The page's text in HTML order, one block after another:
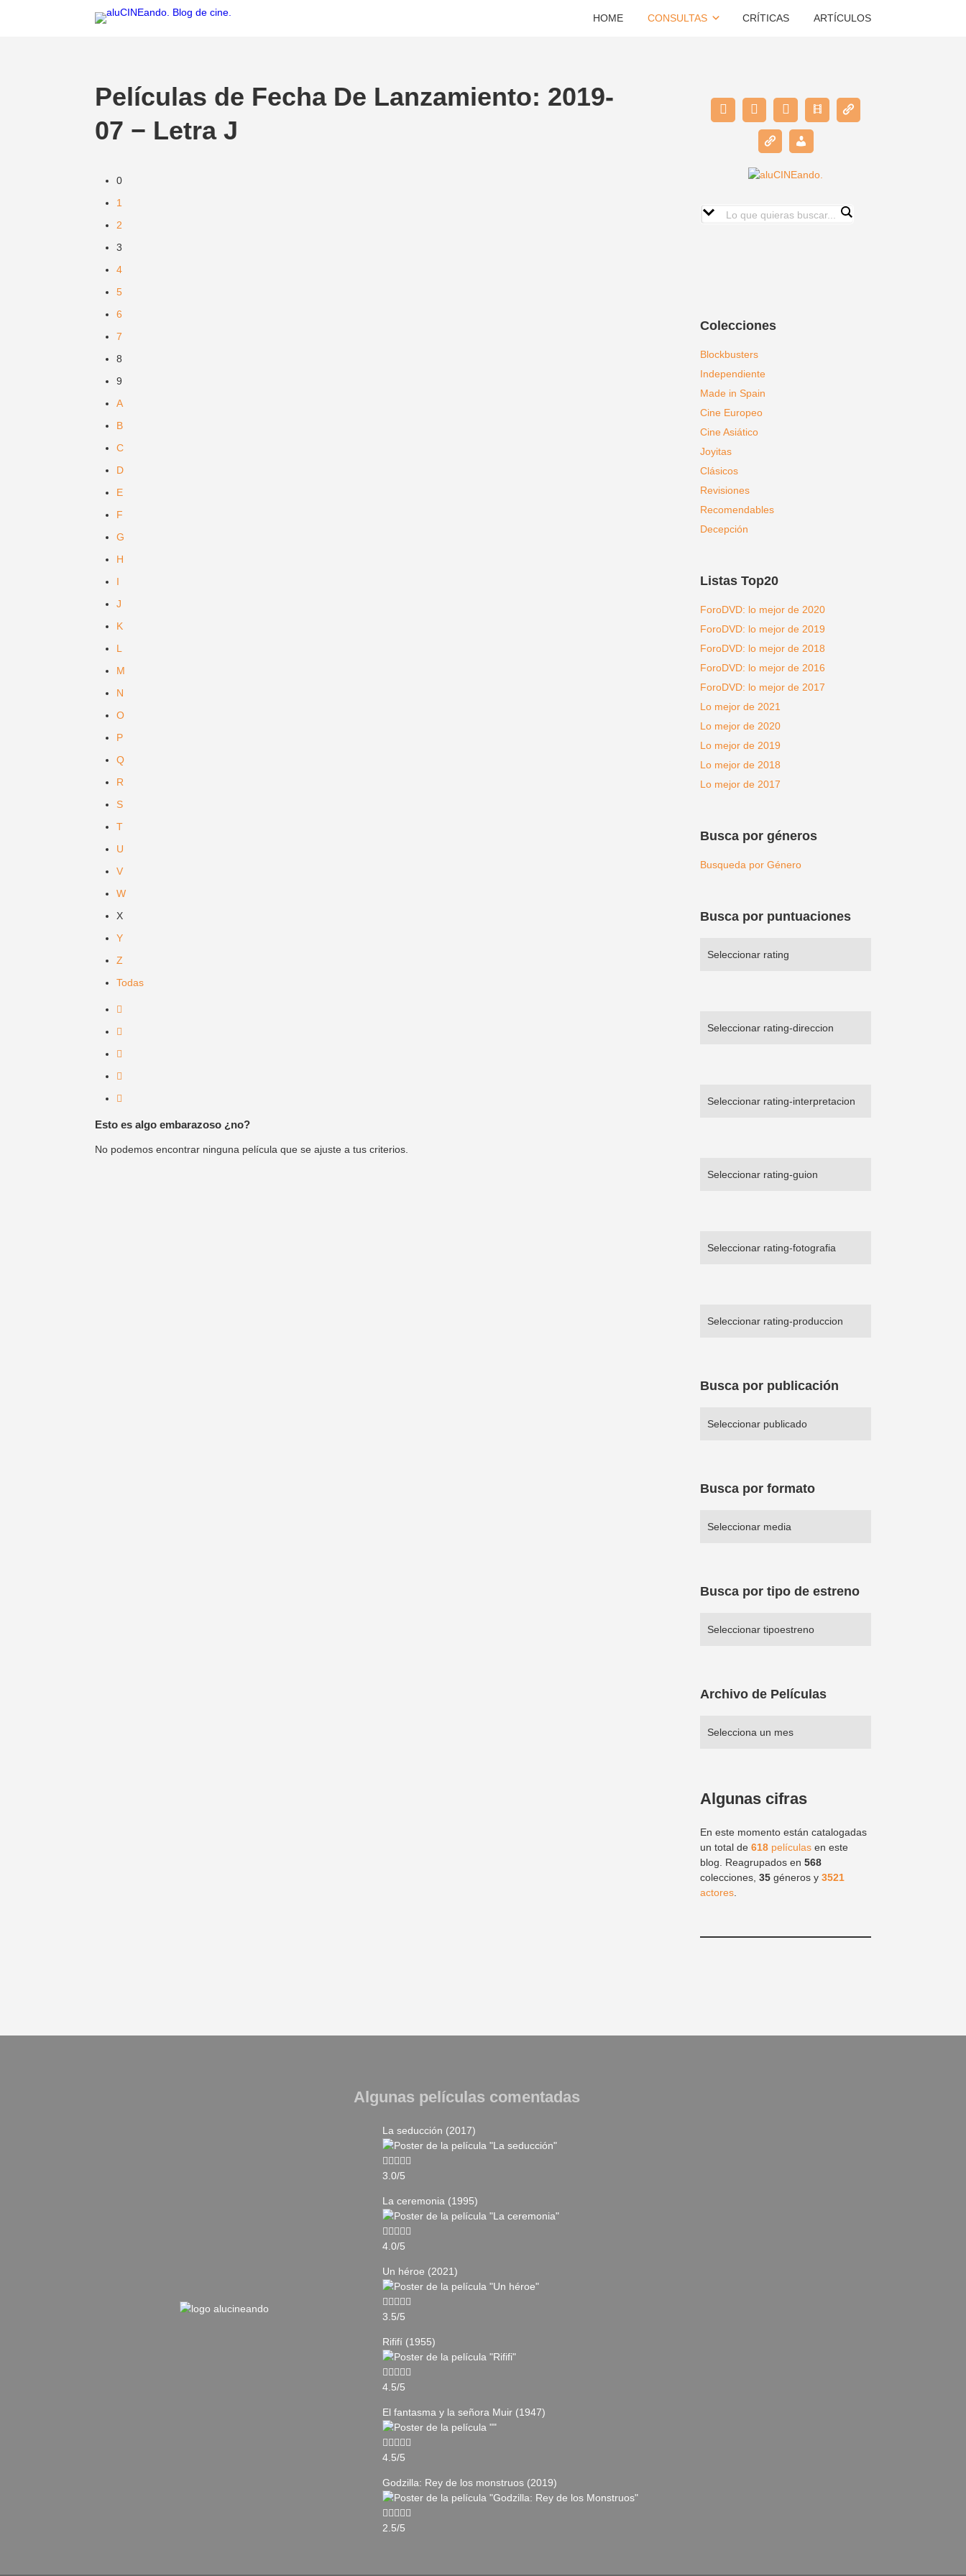
HOME CONSULTAS CRÍTICAS ARTÍCULOS
Películas de Fecha De Lanzamiento: 2019-
07 − Letra J
0
1
2
3
4
5
6
7
8
9
A
B
C
D
E
F
G
H
I
J
K
L
M
N
O
P
Q
R
S
T
U
V
W
X
Y
Z
Todas
Esto es algo embarazoso ¿no?
No podemos encontrar ninguna película que se ajuste a tus criterios.
Colecciones
Blockbusters
Independiente
Made in Spain
Cine Europeo
Cine Asiático
Joyitas
Clásicos
Revisiones
Recomendables
Decepción
Listas Top20
ForoDVD: lo mejor de 2020
ForoDVD: lo mejor de 2019
ForoDVD: lo mejor de 2018
ForoDVD: lo mejor de 2016
ForoDVD: lo mejor de 2017
Lo mejor de 2021
Lo mejor de 2020
Lo mejor de 2019
Lo mejor de 2018
Lo mejor de 2017
Busca por géneros
Busqueda por Género
Busca por puntuaciones
Busca por publicación
Busca por formato
Busca por tipo de estreno
Archivo de Películas
Algunas cifras
En este momento están catalogadas
un total de618 películas en este
blog. Reagrupados en568
colecciones,35 géneros y3521
actores
Algunas películas comentadas
La seducción (2017)
3.0/5
La ceremonia (1995)
4.0/5
Un héroe (2021)
3.5/5
Rififí (1955)
4.5/5
El fantasma y la señora Muir (1947)
4.5/5
Godzilla: Rey de los monstruos (2019)
2.5/5